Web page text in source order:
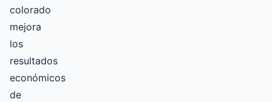
colorado
mejora
los
resultados
económicos
de